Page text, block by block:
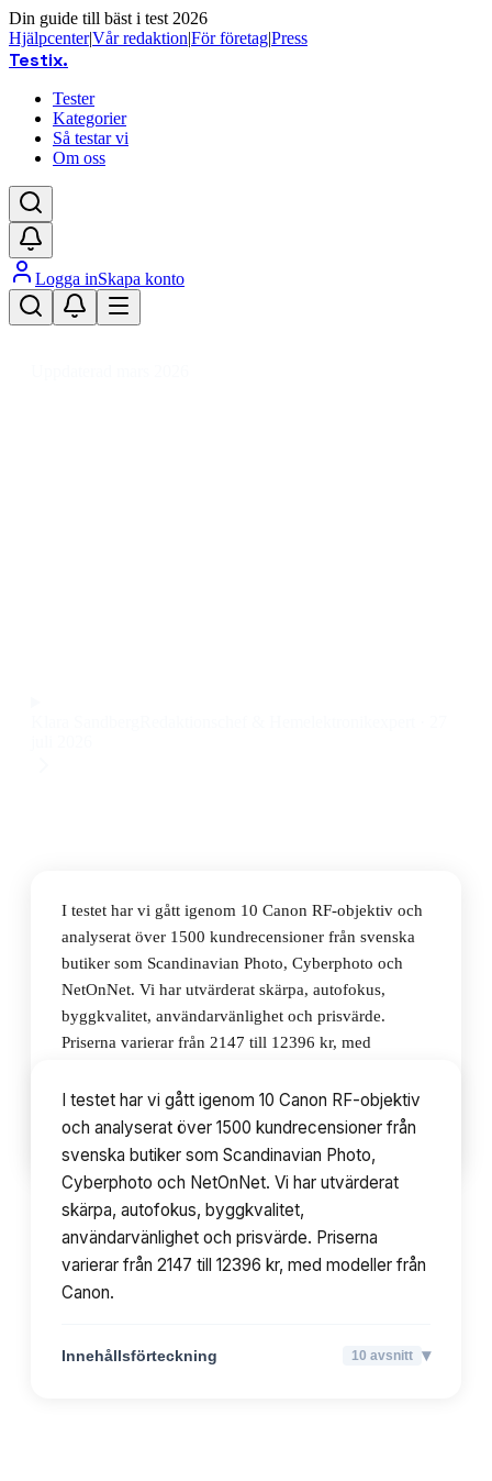
Din guide till bäst i test 2026
Hjälpcenter|Vår redaktion|För företag|Press
Testix.
Tester
Kategorier
Så testar vi
Om oss
Logga inSkapa konto
I testet har vi gått igenom 10 Canon RF-objektiv och
analyserat över 1500 kundrecensioner från svenska
butiker som Scandinavian Photo, Cyberphoto och
NetOnNet. Vi har utvärderat skärpa, autofokus,
byggkvalitet, användarvänlighet och prisvärde.
Priserna varierar från 2147 till 12396 kr, med
Innehållsförteckning 10avsnitt
I testet har vi gått igenom 10 Canon RF-objektiv
och analyserat över 1500 kundrecensioner från
svenska butiker som Scandinavian Photo,
Cyberphoto och NetOnNet. Vi har utvärderat
skärpa, autofokus, byggkvalitet,
användarvänlighet och prisvärde. Priserna
varierar från 2147 till 12396 kr, med modeller från
Canon.
Innehållsförteckning 10 avsnitt ▾